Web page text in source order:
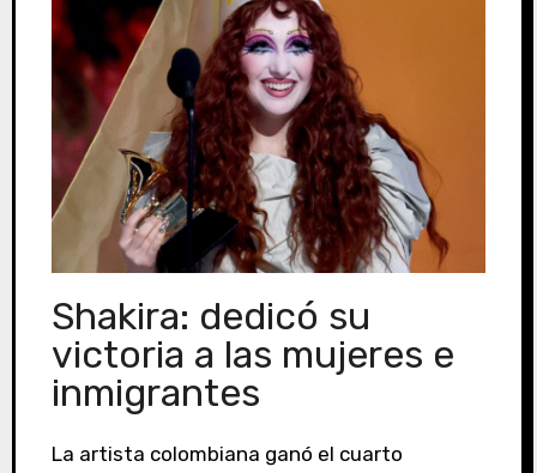
Shakira: dedicó su
victoria a las mujeres e
inmigrantes
La artista colombiana ganó el cuarto